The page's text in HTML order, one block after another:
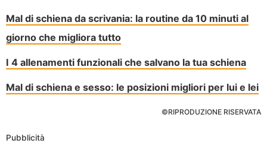
Mal di schiena da scrivania: la routine da 10 minuti al
giorno che migliora tutto
I 4 allenamenti funzionali che salvano la tua schiena
Mal di schiena e sesso: le posizioni migliori per lui e lei
©RIPRODUZIONE RISERVATA
Pubblicità